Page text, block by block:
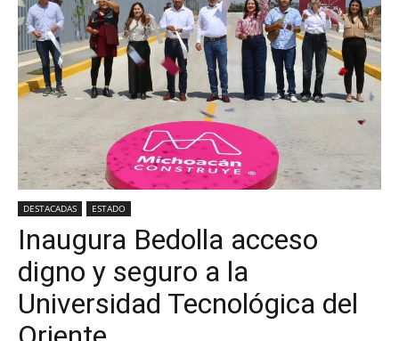
DESTACADAS ESTADO
Inaugura Bedolla acceso
digno y seguro a la
Universidad Tecnológica del